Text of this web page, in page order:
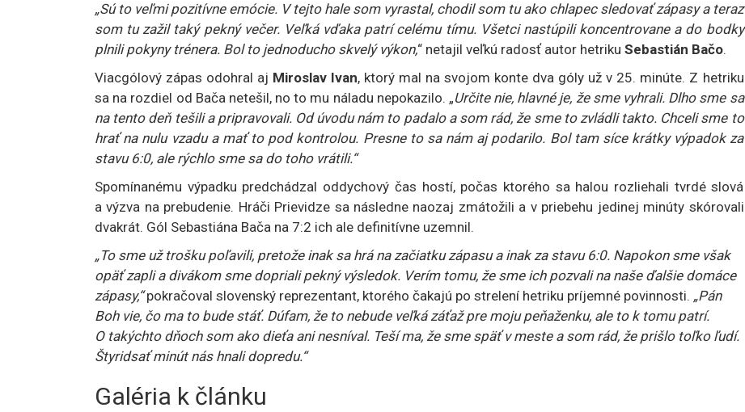
„Sú to veľmi pozitívne emócie. V tejto hale som vyrastal, chodil som tu ako chlapec sledovať zápasy a teraz
som tu zažil taký pekný večer. Veľká vďaka patrí celému tímu. Všetci nastúpili koncentrovane a do bodky
plnili pokyny trénera. Bol to jednoducho skvelý výkon,“ netajil veľkú radosť autor hetriku Sebastián Bačo.
Viacgólový zápas odohral aj Miroslav Ivan, ktorý mal na svojom konte dva góly už v 25. minúte. Z hetriku
sa na rozdiel od Bača netešil, no to mu náladu nepokazilo. „Určite nie, hlavné je, že sme vyhrali. Dlho sme sa
na tento deň tešili a pripravovali. Od úvodu nám to padalo a som rád, že sme to zvládli takto. Chceli sme to
hrať na nulu vzadu a mať to pod kontrolou. Presne to sa nám aj podarilo. Bol tam síce krátky výpadok za
stavu 6:0, ale rýchlo sme sa do toho vrátili.“
Spomínanému výpadku predchádzal oddychový čas hostí, počas ktorého sa halou rozliehali tvrdé slová
a výzva na prebudenie. Hráči Prievidze sa následne naozaj zmátožili a v priebehu jedinej minúty skórovali
dvakrát. Gól Sebastiána Bača na 7:2 ich ale definitívne uzemnil.
„To sme už trošku poľavili, pretože inak sa hrá na začiatku zápasu a inak za stavu 6:0. Napokon sme však
opäť zapli a divákom sme dopriali pekný výsledok. Verím tomu, že sme ich pozvali na naše ďalšie domáce
zápasy,“pokračoval slovenský reprezentant, ktorého čakajú po strelení hetriku príjemné povinnosti. „Pán
Boh vie, čo ma to bude stáť. Dúfam, že to nebude veľká záťaž pre moju peňaženku, ale to k tomu patrí.
O takýchto dňoch som ako dieťa ani nesníval. Teší ma, že sme späť v meste a som rád, že prišlo toľko ľudí.
Štyridsať minút nás hnali dopredu.“
Galéria k článku